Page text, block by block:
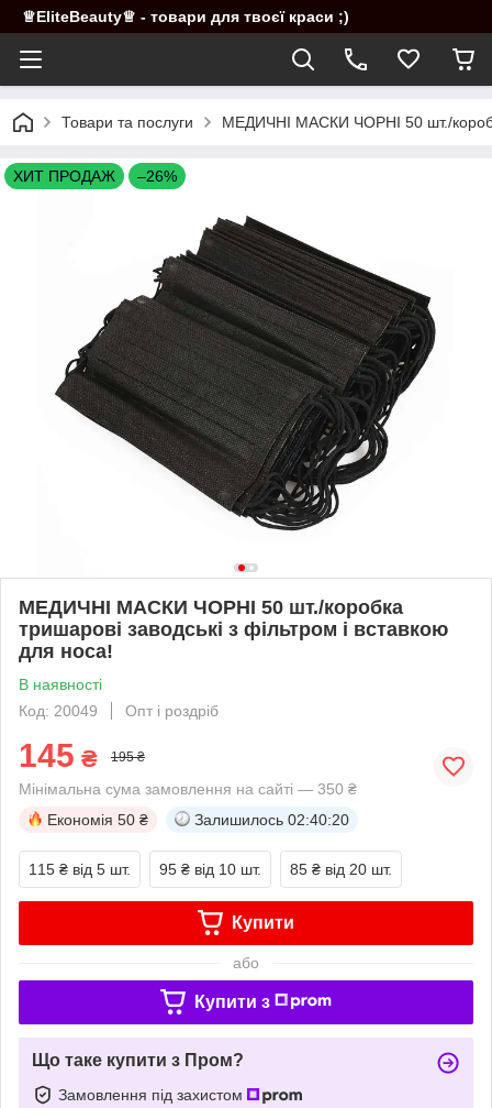
♕EliteBeauty♕ - товари для твоєї краси ;)
Товари та послуги МЕДИЧНІ МАСКИ ЧОРНІ 50 шт./
ХИТ ПРОДАЖ –26%
МЕДИЧНІ МАСКИ ЧОРНІ 50 шт./коробка
тришарові заводські з фільтром і вставкою
для носа!
В наявності
Код: 20049
Опт і роздріб
145 ₴ 195 ₴
Мінімальна сума замовлення на сайті — 350 ₴
Економія 50 ₴ Залишилось 02:40:20
115 ₴ від 5 шт. 95 ₴ від 10 шт. 85 ₴ від 20 шт.
Купити
або
Купити з
Що таке купити з Пром?
Замовлення під захистом